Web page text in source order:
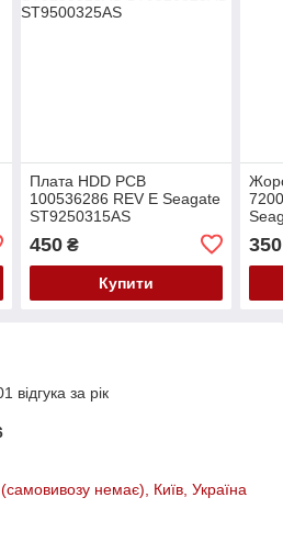
Плата HDD PCB
100536286 REV E Seagate
ST9250315AS
ST9500325AS
450₴
Купити
350
відгука за рік
немає), Київ, Україна